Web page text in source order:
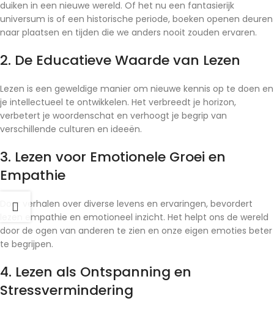
duiken in een nieuwe wereld. Of het nu een fantasierijk
universum is of een historische periode, boeken openen deuren
naar plaatsen en tijden die we anders nooit zouden ervaren.
2. De Educatieve Waarde van Lezen
Lezen is een geweldige manier om nieuwe kennis op te doen en
je intellectueel te ontwikkelen. Het verbreedt je horizon,
verbetert je woordenschat en verhoogt je begrip van
verschillende culturen en ideeën.
3. Lezen voor Emotionele Groei en
Empathie
Door verhalen over diverse levens en ervaringen, bevordert
lezen empathie en emotioneel inzicht. Het helpt ons de wereld
door de ogen van anderen te zien en onze eigen emoties beter
te begrijpen.
4. Lezen als Ontspanning en
Stressvermindering